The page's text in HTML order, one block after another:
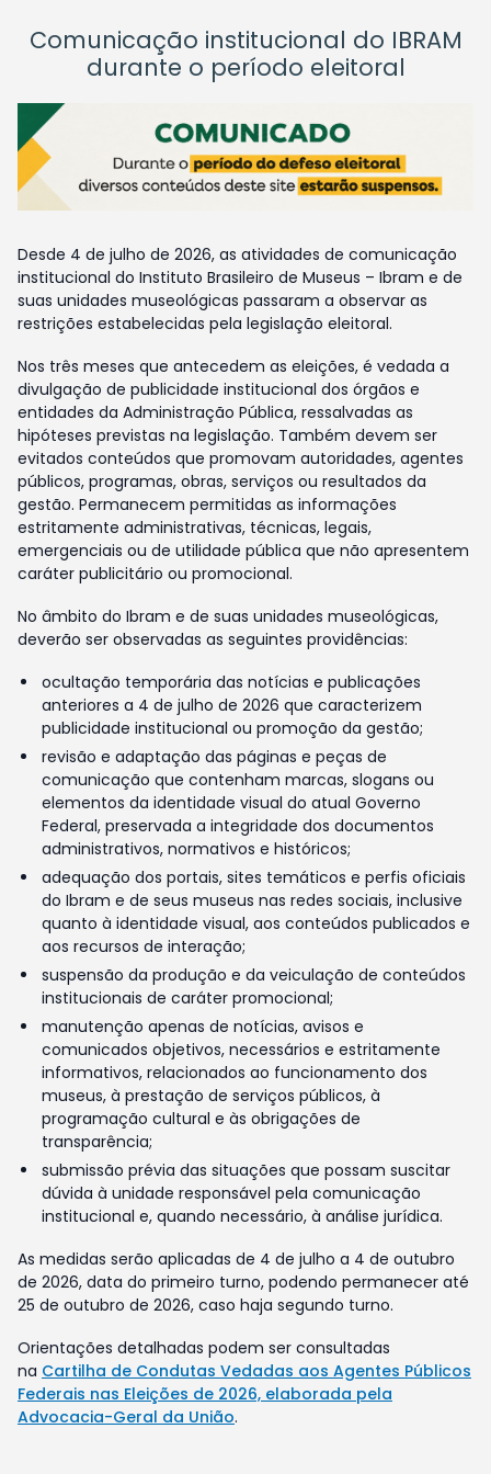
Comunicação institucional do IBRAM
durante o período eleitoral
Desde 4 de julho de 2026, as atividades de comunicação
institucional do Instituto Brasileiro de Museus – Ibram e de
suas unidades museológicas passaram a observar as
restrições estabelecidas pela legislação eleitoral.
Nos três meses que antecedem as eleições, é vedada a
divulgação de publicidade institucional dos órgãos e
entidades da Administração Pública, ressalvadas as
hipóteses previstas na legislação. Também devem ser
evitados conteúdos que promovam autoridades, agentes
públicos, programas, obras, serviços ou resultados da
gestão. Permanecem permitidas as informações
estritamente administrativas, técnicas, legais,
emergenciais ou de utilidade pública que não apresentem
caráter publicitário ou promocional.
No âmbito do Ibram e de suas unidades museológicas,
deverão ser observadas as seguintes providências:
ocultação temporária das notícias e publicações
anteriores a 4 de julho de 2026 que caracterizem
publicidade institucional ou promoção da gestão;
revisão e adaptação das páginas e peças de
comunicação que contenham marcas, slogans ou
elementos da identidade visual do atual Governo
Federal, preservada a integridade dos documentos
administrativos, normativos e históricos;
adequação dos portais, sites temáticos e perfis oficiais
do Ibram e de seus museus nas redes sociais, inclusive
quanto à identidade visual, aos conteúdos publicados e
aos recursos de interação;
suspensão da produção e da veiculação de conteúdos
institucionais de caráter promocional;
manutenção apenas de notícias, avisos e
comunicados objetivos, necessários e estritamente
informativos, relacionados ao funcionamento dos
museus, à prestação de serviços públicos, à
programação cultural e às obrigações de
transparência;
submissão prévia das situações que possam suscitar
dúvida à unidade responsável pela comunicação
institucional e, quando necessário, à análise jurídica.
As medidas serão aplicadas de 4 de julho a 4 de outubro
de 2026, data do primeiro turno, podendo permanecer até
25 de outubro de 2026, caso haja segundo turno.
Orientações detalhadas podem ser consultadas
na Cartilha de Condutas Vedadas aos Agentes Públicos
Federais nas Eleições de 2026, elaborada pela
Advocacia-Geral da União.